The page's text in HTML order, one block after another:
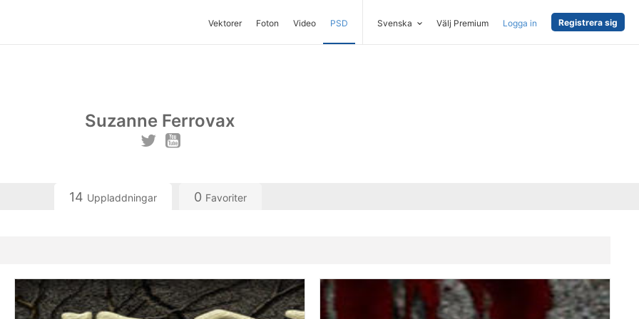
Vektorer Foton Video PSD Svenska Välj Premium Logga in Registrera sig
Suzanne Ferrovax
14 Uppladdningar 0 Favoriter